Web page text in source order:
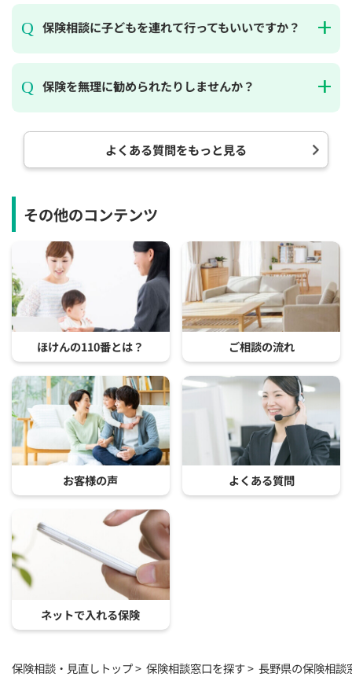
保険相談に子どもを連れて行ってもいいですか？
保険を無理に勧められたりしませんか？
よくある質問をもっと見る
その他のコンテンツ
ほけんの110番とは？ ご相談の流れ
お客様の声 よくある質問
ネットで入れる保険
保険相談・見直しトップ 保険相談窓口を探す 長野県の保険相談